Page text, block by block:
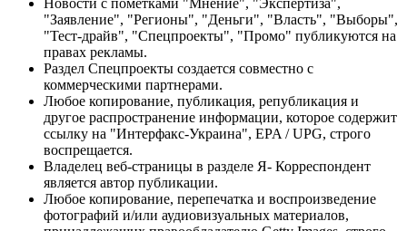
"Заявление", "Регионы", "Деньги", "Власть", "Выборы",
"Тест-драйв", "Спецпроекты", "Промо" публикуются на
правах рекламы.
Раздел Спецпроекты создается совместно с
коммерческими партнерами.
Любое копирование, публикация, републикация и
другое распространение информации, которое содержит
ссылку на "Интерфакс-Украина", EPA / UPG, строго
воспрещается.
Владелец веб-страницы в разделе Я- Корреспондент
является автор публикации.
Любое копирование, перепечатка и воспроизведение
фотографий и/или аудиовизуальных материалов,